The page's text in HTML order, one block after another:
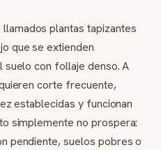
plantas tapizantes
que se extienden
con follaje denso. A
corte frecuente,
establecidas y funcionan
simplemente no prospera:
pendiente, suelos pobres o